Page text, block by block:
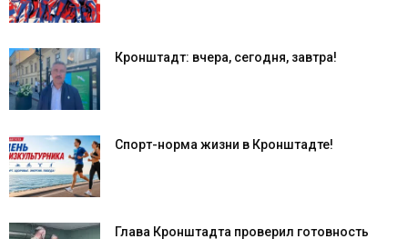
Кронштадт: вчера, сегодня, завтра!
Спорт-норма жизни в Кронштадте!
Глава Кронштадта проверил готовность